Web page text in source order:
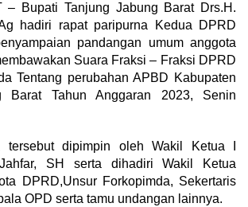
– Bupati Tanjung Jabung Barat Drs.H.
hadiri rapat paripurna Kedua DPRD
pandangan umum anggota
Suara Fraksi – Fraksi DPRD
Tentang perubahan APBD Kabupaten
Barat Tahun Anggaran 2023, Senin
tersebut dipimpin oleh Wakil Ketua I
SH serta dihadiri Wakil Ketua
DPRD,Unsur Forkopimda, Sekertaris
OPD serta tamu undangan lainnya.